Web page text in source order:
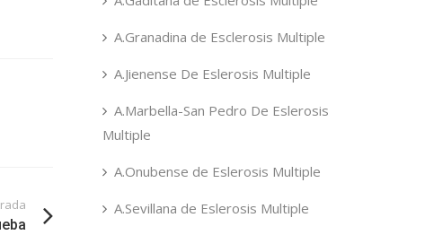
A.Granadina de Esclerosis Multiple
A.Jienense De Eslerosis Multiple
A.Marbella-San Pedro De Eslerosis
Multiple
A.Onubense de Eslerosis Multiple
A.Sevillana de Eslerosis Multiple